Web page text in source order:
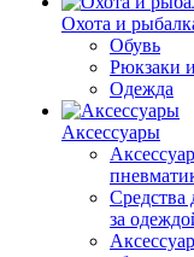
Охота и
Обувь
Рюкзаки
Одежда
Аксессуары
Средства
за